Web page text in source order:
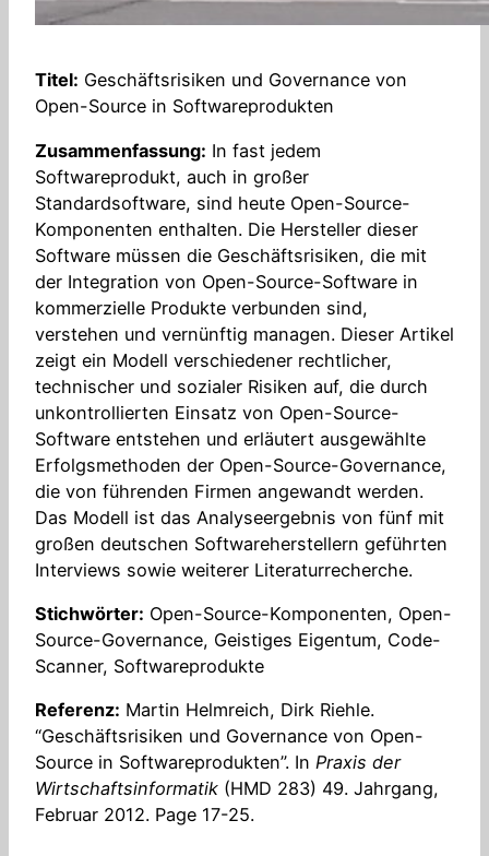
Titel: Geschäftsrisiken und Governance von
Open-Source in Softwareprodukten
Zusammenfassung: In fast jedem
Softwareprodukt, auch in großer
Standardsoftware, sind heute Open-Source-
Komponenten enthalten. Die Hersteller dieser
Software müssen die Geschäftsrisiken, die mit
der Integration von Open-Source-Software in
kommerzielle Produkte verbunden sind,
verstehen und vernünftig managen. Dieser Artikel
zeigt ein Modell verschiedener rechtlicher,
technischer und sozialer Risiken auf, die durch
unkontrollierten Einsatz von Open-Source-
Software entstehen und erläutert ausgewählte
Erfolgsmethoden der Open-Source-Governance,
die von führenden Firmen angewandt werden.
Das Modell ist das Analyseergebnis von fünf mit
großen deutschen Softwareherstellern geführten
Interviews sowie weiterer Literaturrecherche.
Stichwörter: Open-Source-Komponenten, Open-
Source-Governance, Geistiges Eigentum, Code-
Scanner, Softwareprodukte
Referenz: Martin Helmreich, Dirk Riehle.
“Geschäftsrisiken und Governance von Open-
Source in Softwareprodukten”. In Praxis der
Wirtschaftsinformatik (HMD 283) 49. Jahrgang,
Februar 2012. Page 17-25.